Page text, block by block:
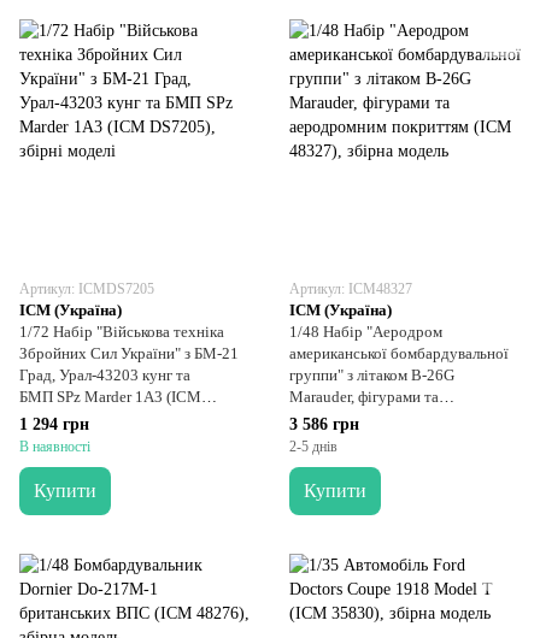
Артикул: ICMDS7205
ICM (Україна)
1/72 Набір "Військова техніка
Збройних Сил України" з БМ-21
Град, Урал-43203 кунг та
БМП SPz Marder 1A3 (ICM
DS7205), збірні моделі
1 294 грн
В наявності
Купити
Артикул: ICM48327
ICM (Україна)
1/48 Набір "Аеродром
американської бомбардувальної
группи" з літаком B-26G
Marauder, фігурами та
аеродромним покриттям (ICM
48327), збірна модель
3 586 грн
2-5 днів
Купити